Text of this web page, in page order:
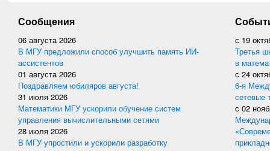
Сообщения
06 августа 2026
В МГУ предложили способ улучшить память ИИ-
ассистентов
01 августа 2026
Поздравляем юбиляров августа!
31 июля 2026
Математики МГУ ускорили обучение систем
управления вычислительными сетями
28 июля 2026
В МГУ упростили и ускорили разработку
с 19
Третья
в
с 24
6-я
сетевые
с 02